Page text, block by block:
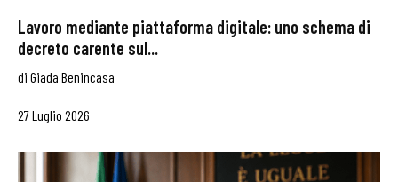
Lavoro mediante piattaforma digitale: uno schema di
decreto carente sul...
di Giada Benincasa
27 Luglio 2026